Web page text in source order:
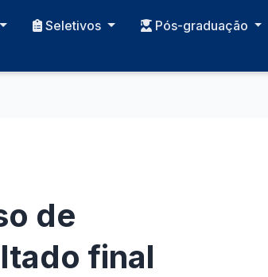
Seletivos Pós-graduação
de
final